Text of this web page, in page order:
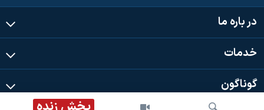
در باره ما
خدمات
گوناگون